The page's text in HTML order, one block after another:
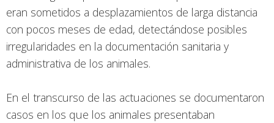
eran sometidos a desplazamientos de larga distancia
con pocos meses de edad, detectándose posibles
irregularidades en la documentación sanitaria y
administrativa de los animales.
En el transcurso de las actuaciones se documentaron
casos en los que los animales presentaban